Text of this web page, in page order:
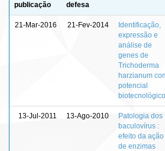
publicação
defesa
21-Mar-2016 21-Fev-2014
Identificação,
expressão e
análise de
genes de
Trichoderma
harzianum
potencial
biotecnológico
13-Jul-2011 13-Ago-2010
Patologia dos
baculovírus :
efeito da ação
de enzimas